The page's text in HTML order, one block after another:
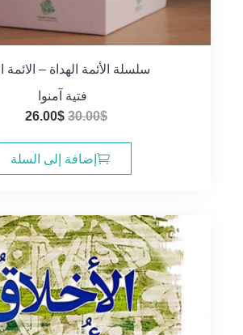
سلسلة الأئمة الهداة – الائمة
فتية آمنوا
30.00$
السعر
هو:
30.00$.
26.00$
هو:إضافة إلى السلة